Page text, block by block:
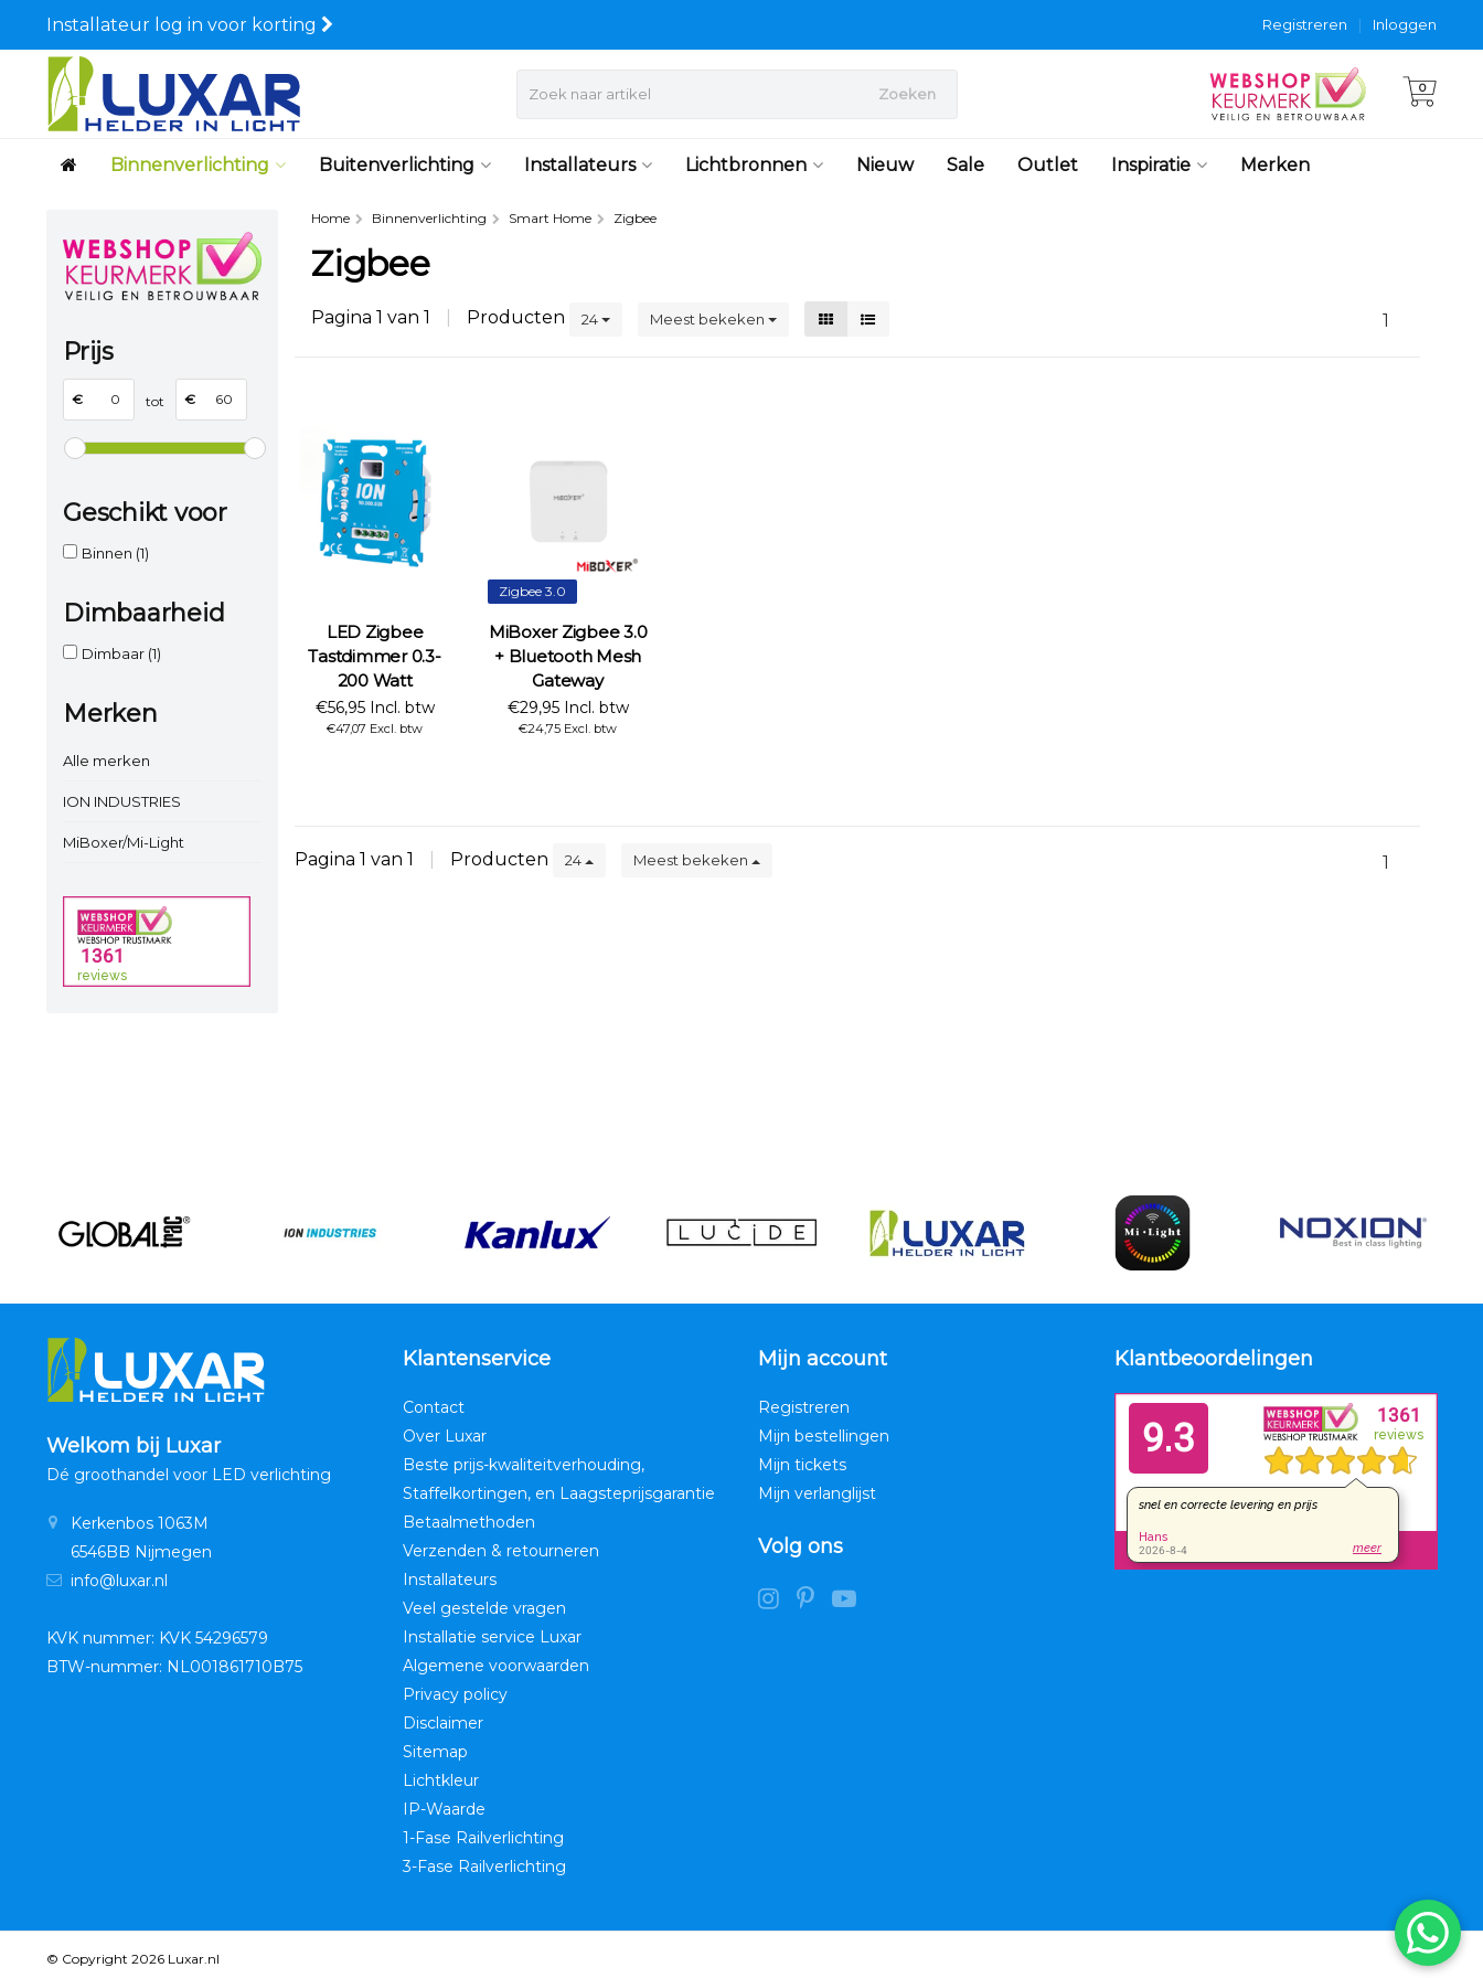
Installateur log in voor korting Inloggen
|
Registreren
Zoeken 0
Binnenverlichting Buitenverlichting Installateurs Lichtbronnen Nieuw Sale Outlet Inspiratie Merken
Prijs
€ tot €
Geschikt voor
Binnen (1)
Dimbaarheid
Dimbaar (1)
Merken
Alle merken
ION INDUSTRIES
MiBoxer/Mi-Light
Home Binnenverlichting Smart Home Zigbee
Zigbee
Pagina 1 van 1 Producten 24 Meest bekeken 1
LED Zigbee
Tastdimmer 0.3-
200 Watt
€56,95 Incl. btw
€47,07 Excl. btw
Zigbee 3.0
MiBoxer Zigbee 3.0
+ Bluetooth Mesh
Gateway
€29,95 Incl. btw
€24,75 Excl. btw
Pagina 1 van 1 Producten 24 Meest bekeken 1
Welkom bij Luxar
Dé groothandel voor LED verlichting
Kerkenbos 1063M
6546BB Nijmegen
info@luxar.nl
KVK nummer: KVK 54296579
BTW-nummer: NL001861710B75
Klantenservice
Contact
Over Luxar
Beste prijs-kwaliteitverhouding,
Staffelkortingen, en Laagsteprijsgarantie
Betaalmethoden
Verzenden & retourneren
Installateurs
Veel gestelde vragen
Installatie service Luxar
Algemene voorwaarden
Privacy policy
Disclaimer
Sitemap
Lichtkleur
IP-Waarde
1-Fase Railverlichting
3-Fase Railverlichting
Mijn account
Registreren
Mijn bestellingen
Mijn tickets
Mijn verlanglijst
Volg ons
Klantbeoordelingen
© Copyright 2026 Luxar.nl